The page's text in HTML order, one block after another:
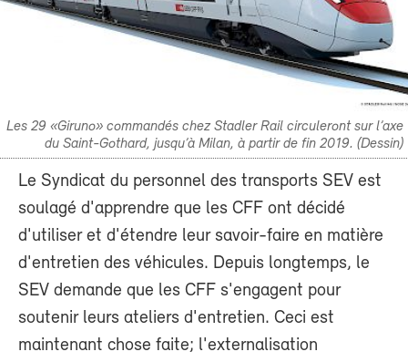
Les 29 «Giruno» commandés chez Stadler Rail circuleront sur l’axe
du Saint-Gothard, jusqu’à Milan, à partir de fin 2019. (Dessin)
Le Syndicat du personnel des transports SEV est
soulagé d'apprendre que les CFF ont décidé
d'utiliser et d'étendre leur savoir-faire en matière
d'entretien des véhicules. Depuis longtemps, le
SEV demande que les CFF s'engagent pour
soutenir leurs ateliers d'entretien. Ceci est
maintenant chose faite; l'externalisation